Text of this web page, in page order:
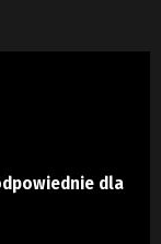
dla